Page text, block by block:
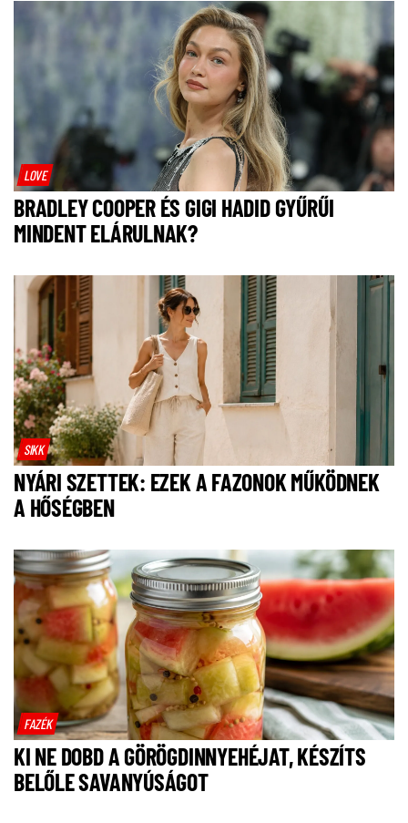
LOVE
BRADLEY COOPER ÉS GIGI HADID GYŰRŰI
MINDENT ELÁRULNAK?
SIKK
NYÁRI SZETTEK: EZEK A FAZONOK MŰKÖDNEK
A HŐSÉGBEN
FAZÉK
KI NE DOBD A GÖRÖGDINNYEHÉJAT, KÉSZÍTS
BELŐLE SAVANYÚSÁGOT